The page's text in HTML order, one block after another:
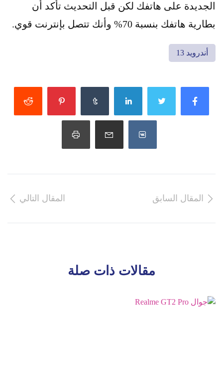
الجديدة على هاتفك لكن قبل التحديث تأكد أن
بطارية هاتفك بنسبة 70% وأنك تتصل بإنترنت قوي.
أندرويد 13
المقال السابق المقال التالي
مقالات ذات صلة